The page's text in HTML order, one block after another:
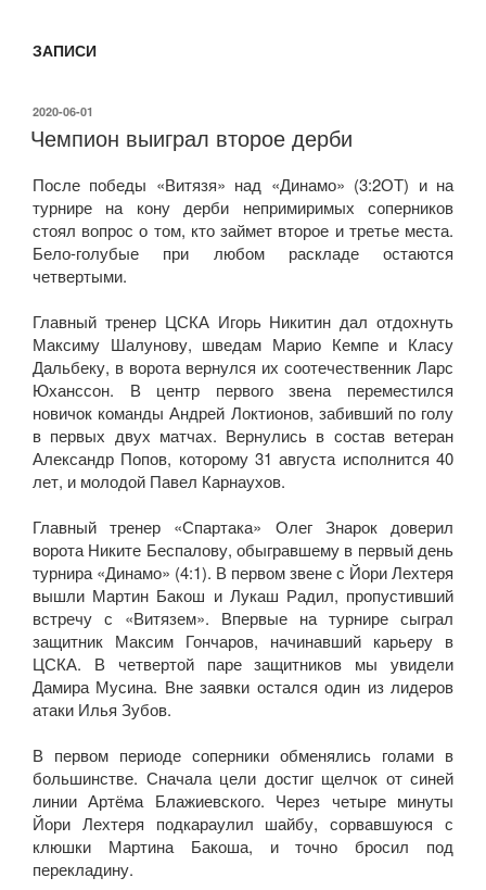
ЗАПИСИ
ОПУБЛИКОВАНО
2020-06-01
Чемпион выиграл второе дерби
После победы «Витязя» над «Динамо» (3:2ОТ) и на
турнире на кону дерби непримиримых соперников
стоял вопрос о том, кто займет второе и третье места.
Бело-голубые при любом раскладе остаются
четвертыми.
Главный тренер ЦСКА Игорь Никитин дал отдохнуть
Максиму Шалунову, шведам Марио Кемпе и Класу
Дальбеку, в ворота вернулся их соотечественник Ларс
Юханссон. В центр первого звена переместился
новичок команды Андрей Локтионов, забивший по голу
в первых двух матчах. Вернулись в состав ветеран
Александр Попов, которому 31 августа исполнится 40
лет, и молодой Павел Карнаухов.
Главный тренер «Спартака» Олег Знарок доверил
ворота Никите Беспалову, обыгравшему в первый день
турнира «Динамо» (4:1). В первом звене с Йори Лехтеря
вышли Мартин Бакош и Лукаш Радил, пропустивший
встречу с «Витязем». Впервые на турнире сыграл
защитник Максим Гончаров, начинавший карьеру в
ЦСКА. В четвертой паре защитников мы увидели
Дамира Мусина. Вне заявки остался один из лидеров
атаки Илья Зубов.
В первом периоде соперники обменялись голами в
большинстве. Сначала цели достиг щелчок от синей
линии Артёма Блажиевского. Через четыре минуты
Йори Лехтеря подкараулил шайбу, сорвавшуюся с
клюшки Мартина Бакоша, и точно бросил под
перекладину.